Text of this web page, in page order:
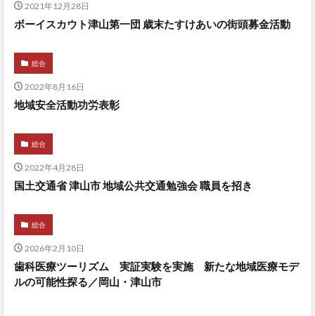
2021年12月28日
ボーイスカウト津山第一団 歳末たすけあいの街頭募金活動
総合
2022年8月16日
地域安全活動功労表彰
総合
2022年4月28日
国土交通省 津山市 地域公共交通勉強会 職員を招き
総合
2026年2月10日
歯科医療ツーリズム 実証実験を実施 新たな地域医療モデ
ルの可能性探る／岡山・津山市